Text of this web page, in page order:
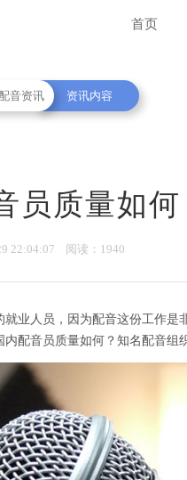
首页
音资讯 资讯内容
员质量如
22:04:07 阅读：1940
就业人员，因为配音这份工作
内配音员质量如何？知名配音组